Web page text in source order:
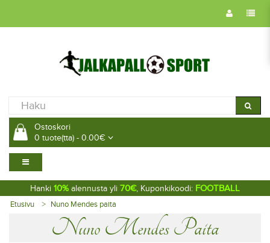
Ostoskori
0 tuote(tta) - 0.00€
Hanki 10% alennusta yli 70€, Kuponkikoodi: FOOTBALL
Etusivu Nuno Mendes paita
Nuno Mendes Paita